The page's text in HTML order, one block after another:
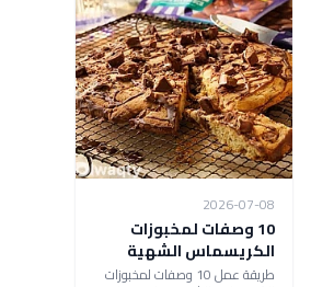
2026-07-08
10 وصفات لمخبوزات
الكريسماس الشهية
طريقة عمل 10 وصفات لمخبوزات